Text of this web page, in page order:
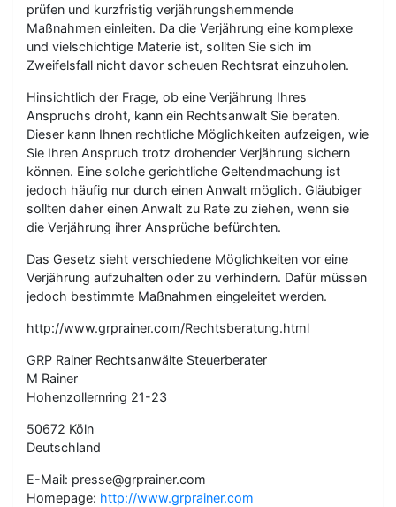
prüfen und kurzfristig verjährungshemmende
Maßnahmen einleiten. Da die Verjährung eine komplexe
und vielschichtige Materie ist, sollten Sie sich im
Zweifelsfall nicht davor scheuen Rechtsrat einzuholen.
Hinsichtlich der Frage, ob eine Verjährung Ihres
Anspruchs droht, kann ein Rechtsanwalt Sie beraten.
Dieser kann Ihnen rechtliche Möglichkeiten aufzeigen, wie
Sie Ihren Anspruch trotz drohender Verjährung sichern
können. Eine solche gerichtliche Geltendmachung ist
jedoch häufig nur durch einen Anwalt möglich. Gläubiger
sollten daher einen Anwalt zu Rate zu ziehen, wenn sie
die Verjährung ihrer Ansprüche befürchten.
Das Gesetz sieht verschiedene Möglichkeiten vor eine
Verjährung aufzuhalten oder zu verhindern. Dafür müssen
jedoch bestimmte Maßnahmen eingeleitet werden.
http://www.grprainer.com/Rechtsberatung.html
GRP Rainer Rechtsanwälte Steuerberater
M Rainer
Hohenzollernring 21-23
50672 Köln
Deutschland
E-Mail: presse@grprainer.com
Homepage: http://www.grprainer.com